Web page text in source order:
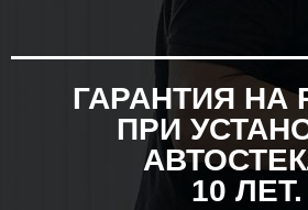
ГАРАНТИЯ НА
ПРИ
10 ЛЕТ.